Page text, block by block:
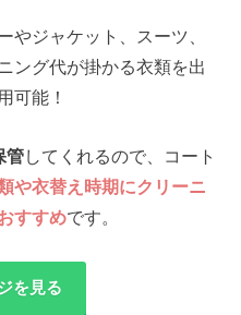
やジャケット、スーツ、
ング代が掛かる衣類を出
可能！
管してくれるので、コート
や衣替え時期にクリーニ
すすめです。
を見る